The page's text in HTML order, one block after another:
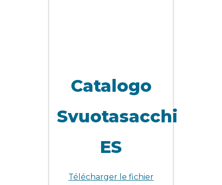
Catalogo
Svuotasacchi
ES
Télécharger le fichier